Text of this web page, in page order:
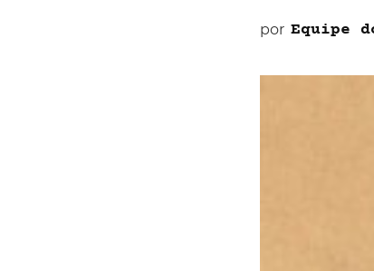
por Equipe